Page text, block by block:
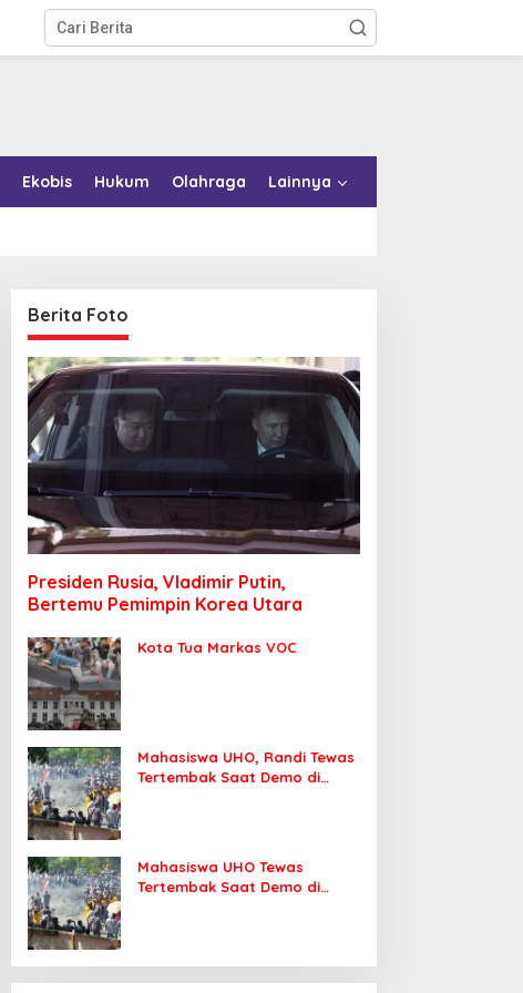
Ekobis Hukum Olahraga Lainnya
Berita Foto
Presiden Rusia, Vladimir Putin,
Bertemu Pemimpin Korea Utara
Kota Tua Markas VOC
Mahasiswa UHO, Randi Tewas
Tertembak Saat Demo di
Mahasiswa UHO Tewas
Tertembak Saat Demo di